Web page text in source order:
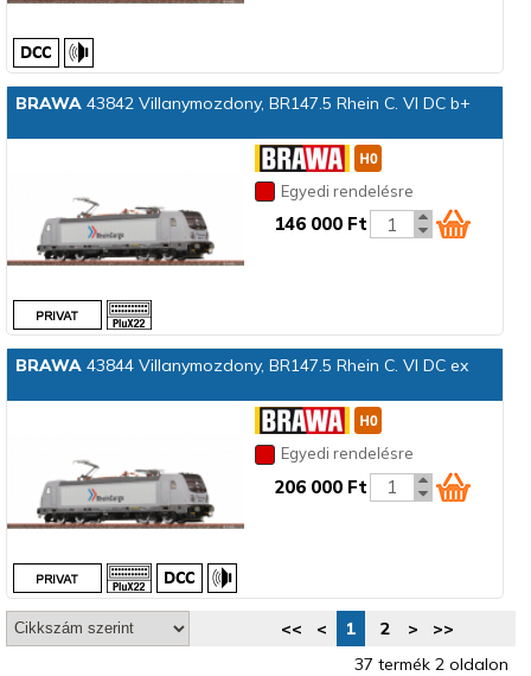
BRAWA43842 Villanymozdony, BR147.5 Rhein C. VI DC b+
Egyedi rendelésre
146 000 Ft
BRAWA43844 Villanymozdony, BR147.5 Rhein C. VI DC ex
Egyedi rendelésre
206 000 Ft
<< < 1 2 >
>>
37 termék 2 oldalon